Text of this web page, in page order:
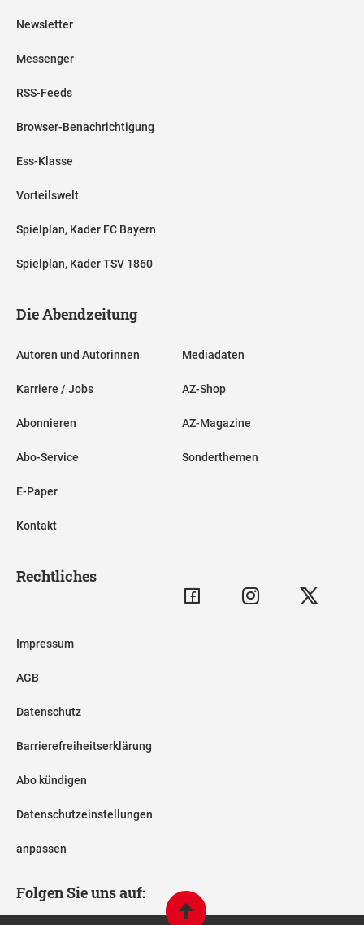
Newsletter
Messenger
RSS-Feeds
Browser-Benachrichtigung
Ess-Klasse
Vorteilswelt
Spielplan, Kader FC Bayern
Spielplan, Kader TSV 1860
Die Abendzeitung
Autoren und Autorinnen
Karriere / Jobs
Abonnieren
Abo-Service
E-Paper
Kontakt
Mediadaten
AZ-Shop
AZ-Magazine
Sonderthemen
Rechtliches
Impressum
AGB
Datenschutz
Barrierefreiheitserklärung
Abo kündigen
Datenschutzeinstellungen
anpassen
Folgen Sie uns auf: